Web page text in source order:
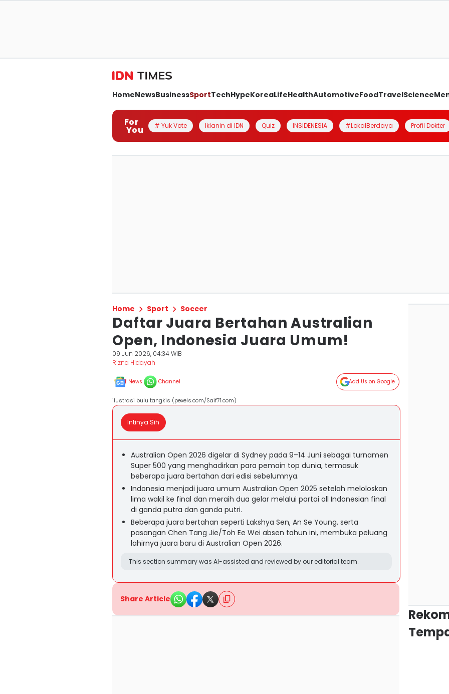
HomeNewsBusinessSportTechHypeKoreaLifeHealthAutomotiveFoodTravelScience
For
You # Yuk Vote Iklanin di IDN Quiz INSIDENESIA #LokalBerdaya Profil Dokter
Home Sport Soccer
Daftar Juara Bertahan Australian
Open, Indonesia Juara Umum!
09 Jun 2026, 04:34 WIB
Rizna Hidayah
News Channel Add Us on Google
ilustrasi bulu tangkis (pexels.com/Saif71.com)
Intinya Sih
Australian Open 2026 digelar di Sydney pada 9–14 Juni sebagai turnamen
Super 500 yang menghadirkan para pemain top dunia, termasuk
beberapa juara bertahan dari edisi sebelumnya.
Indonesia menjadi juara umum Australian Open 2025 setelah meloloskan
lima wakil ke final dan meraih dua gelar melalui partai all Indonesian final
di ganda putra dan ganda putri.
Beberapa juara bertahan seperti Lakshya Sen, An Se Young, serta
pasangan Chen Tang Jie/Toh Ee Wei absen tahun ini, membuka peluang
lahirnya juara baru di Australian Open 2026.
This section summary was AI-assisted and reviewed by our editorial team.
Share Article